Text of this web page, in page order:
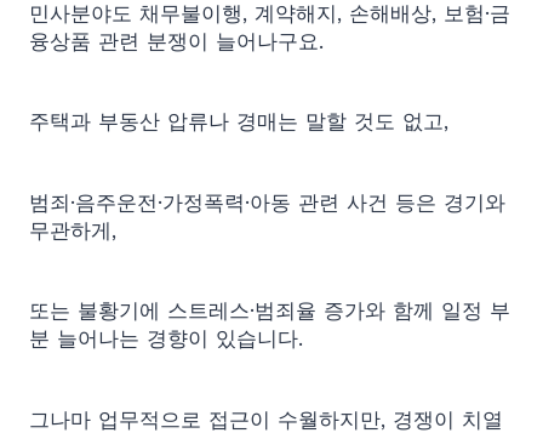
민사분야도 채무불이행, 계약해지, 손해배상, 보험·금
융상품 관련 분쟁이 늘어나구요.
주택과 부동산 압류나 경매는 말할 것도 없고,
범죄·음주운전·가정폭력·아동 관련 사건 등은 경기와
무관하게,
또는 불황기에 스트레스·범죄율 증가와 함께 일정 부
분 늘어나는 경향이 있습니다.
그나마 업무적으로 접근이 수월하지만, 경쟁이 치열